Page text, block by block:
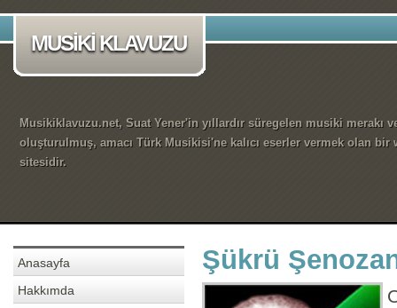
MUSİKİ KLAVUZU
Musikiklavuzu.net, Suat Yener'in yıllardır süregelen musiki merakı
oluşturulmuş, amacı Türk Musikisi'ne kalıcı eserler vermek olan bir
sitesidir.
Anasayfa
Hakkımda
Şükrü